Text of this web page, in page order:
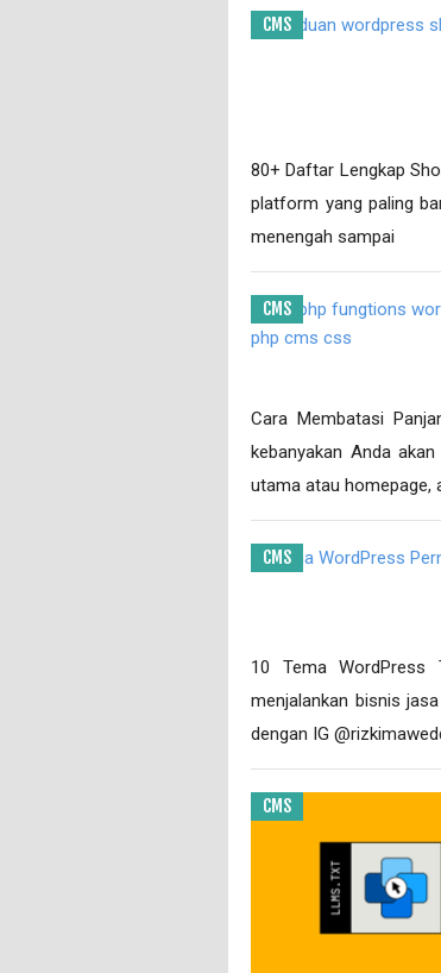
CMS
80+ Daftar Lengkap
platform yang paling
menengah sampai
CMS
Cara Membatasi
kebanyakan Anda
utama atau homepage,
CMS
10 Tema WordPress
menjalankan bisnis
dengan IG
CMS